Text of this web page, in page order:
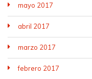
mayo 2017
abril 2017
marzo 2017
febrero 2017